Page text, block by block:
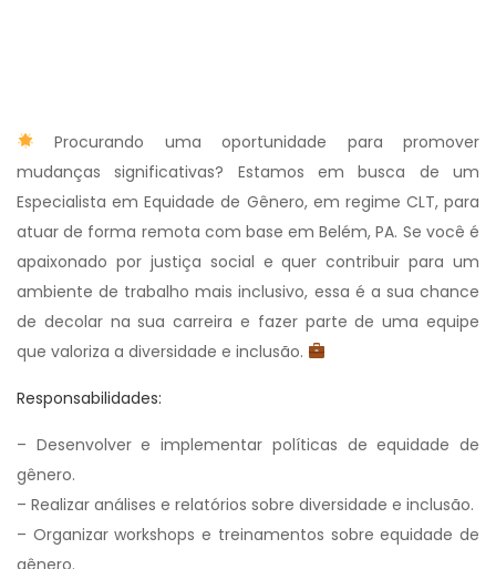
Procurando uma oportunidade para promover
mudanças significativas? Estamos em busca de um
Especialista em Equidade de Gênero, em regime CLT, para
atuar de forma remota com base em Belém, PA. Se você é
apaixonado por justiça social e quer contribuir para um
ambiente de trabalho mais inclusivo, essa é a sua chance
de decolar na sua carreira e fazer parte de uma equipe
que valoriza a diversidade e inclusão.
Responsabilidades:
– Desenvolver e implementar políticas de equidade de
gênero.
– Realizar análises e relatórios sobre diversidade e inclusão.
– Organizar workshops e treinamentos sobre equidade de
gênero.